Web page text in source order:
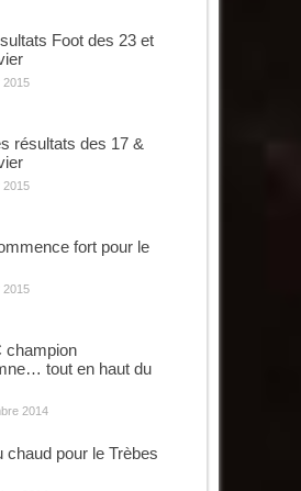
Foot des 23 et
2015
résultats des 17 &
2015
fort pour le
2015
champion
tout en haut du
2014
chaud pour le Trèbes